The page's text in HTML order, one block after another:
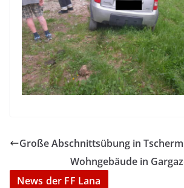
Große Abschnittsübung in
Wohngebäude in
News der FF Lana